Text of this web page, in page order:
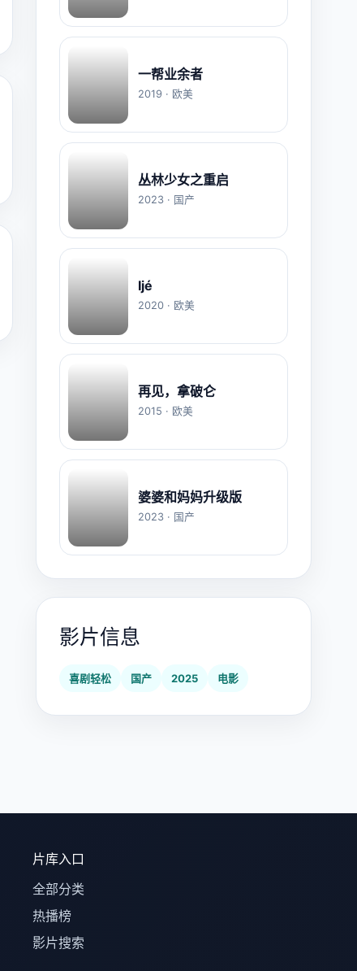
一帮业余者
2019 · 欧美
丛林少女之重启
2023 · 国产
Ijé
2020 · 欧美
再见，拿破仑
2015 · 欧美
婆婆和妈妈升级版
2023 · 国产
影片信息
喜剧轻松 国产 2025 电影
片库入口
全部分类
热播榜
影片搜索